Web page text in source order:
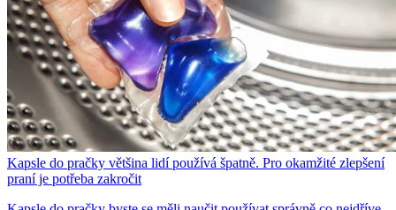
Kapsle do pračky většina lidí používá špatně. Pro okamžité zlepšení
praní je potřeba zakročit